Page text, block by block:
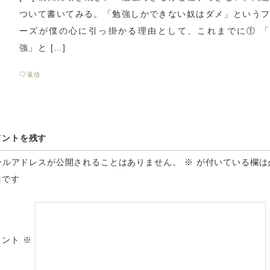
ついて書いてみる。「勉強しかできない奴はダメ」という
ーズが僕の心に引っ掛かる理由として、これまでに①
強」と […]
返信
ントを残す
ルアドレスが公開されることはありません。 ※ が付いている欄は
す
ント ※